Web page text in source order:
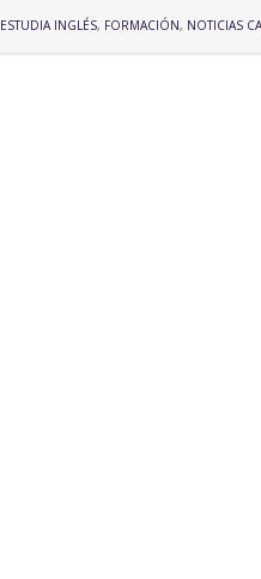
CATEGORY
ESTUDIA INGLÉS, FORMACIÓN, NOTICIAS